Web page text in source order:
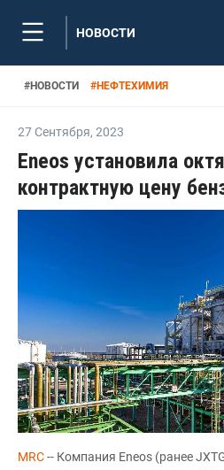
НОВОСТИ
#НОВОСТИ #НЕФТЕХИМИЯ
27 Сентября, 2023
Eneos установила
контрактную цену
MRC-- Компания Eneos (ранее